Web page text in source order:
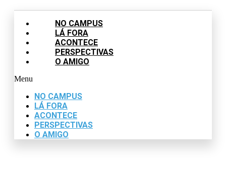
NO CAMPUS
LÁ FORA
ACONTECE
PERSPECTIVAS
O AMIGO
Menu
NO CAMPUS
LÁ FORA
ACONTECE
PERSPECTIVAS
O AMIGO